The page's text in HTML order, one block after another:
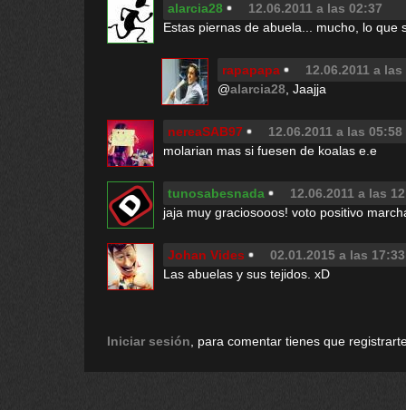
alarcia28
12.06.2011 a las 02:37
Estas piernas de abuela... mucho, lo que
rapapapa
12.06.2011 a
@alarcia28 , Jaajja
nereaSAB97
12.06.2011 a las 05:58
molarian mas si fuesen de koalas e.e
tunosabesnada
12.06.2011 a las
jaja muy graciosooos! voto positivo
Johan Vides
02.01.2015 a las 17:33
Las abuelas y sus tejidos. xD
Iniciar sesión , para comentar tienes que